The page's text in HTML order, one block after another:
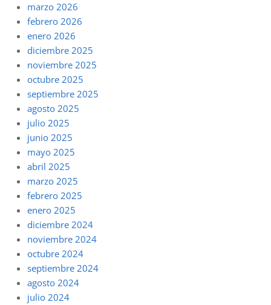
marzo 2026
febrero 2026
enero 2026
diciembre 2025
noviembre 2025
octubre 2025
septiembre 2025
agosto 2025
julio 2025
junio 2025
mayo 2025
abril 2025
marzo 2025
febrero 2025
enero 2025
diciembre 2024
noviembre 2024
octubre 2024
septiembre 2024
agosto 2024
julio 2024